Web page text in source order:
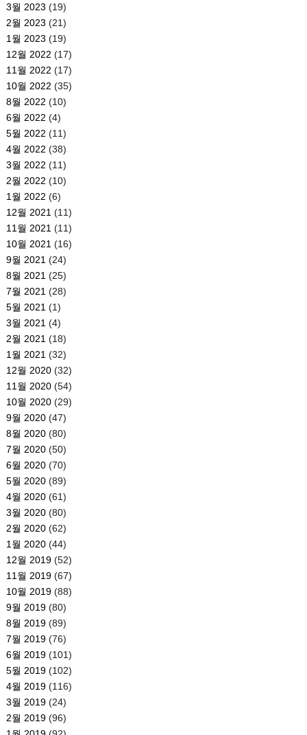
3월 2023 (19)
2월 2023 (21)
1월 2023 (19)
12월 2022 (17)
11월 2022 (17)
10월 2022 (35)
8월 2022 (10)
6월 2022 (4)
5월 2022 (11)
4월 2022 (38)
3월 2022 (11)
2월 2022 (10)
1월 2022 (6)
12월 2021 (11)
11월 2021 (11)
10월 2021 (16)
9월 2021 (24)
8월 2021 (25)
7월 2021 (28)
5월 2021 (1)
3월 2021 (4)
2월 2021 (18)
1월 2021 (32)
12월 2020(32)
11월 2020(54)
10월 2020(29)
9월 2020(47)
8월 2020(80)
7월 2020(50)
6월 2020(70)
5월 2020(89)
4월 2020(61)
3월 2020(80)
2월 2020(62)
1월 2020(44)
12월 2019(52)
11월 2019(67)
10월 2019(88)
9월 2019(80)
8월 2019(89)
7월 2019(76)
6월 2019(101)
5월 2019(102)
4월 2019(116)
3월 2019(24)
2월 2019(96)